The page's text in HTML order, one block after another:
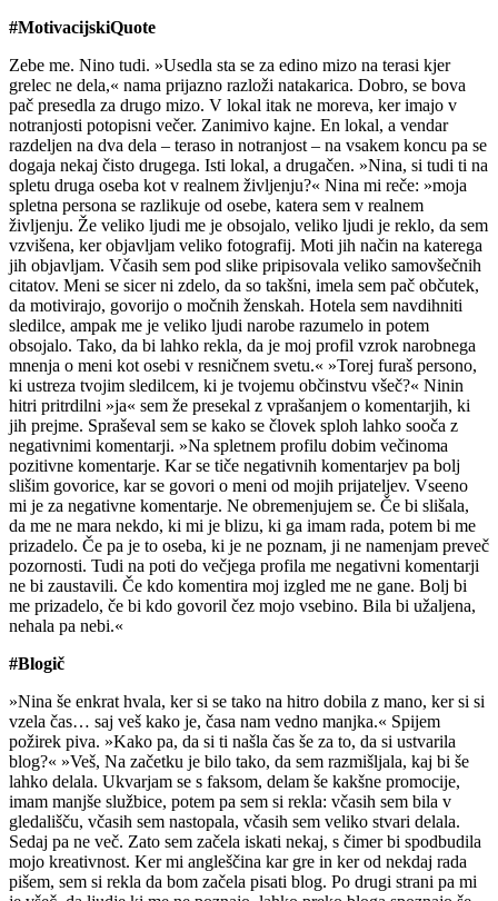
#MotivacijskiQuote
Zebe me. Nino tudi. »Usedla sta se za edino mizo na terasi kjer
grelec ne dela,« nama prijazno razloži natakarica. Dobro, se bova
pač presedla za drugo mizo. V lokal itak ne moreva, ker imajo v
notranjosti potopisni večer. Zanimivo kajne. En lokal, a vendar
razdeljen na dva dela – teraso in notranjost – na vsakem koncu pa se
dogaja nekaj čisto drugega. Isti lokal, a drugačen. »Nina, si tudi ti na
spletu druga oseba kot v realnem življenju?« Nina mi reče: »moja
spletna persona se razlikuje od osebe, katera sem v realnem
življenju. Že veliko ljudi me je obsojalo, veliko ljudi je reklo, da sem
vzvišena, ker objavljam veliko fotografij. Moti jih način na katerega
jih objavljam. Včasih sem pod slike pripisovala veliko samovšečnih
citatov. Meni se sicer ni zdelo, da so takšni, imela sem pač občutek,
da motivirajo, govorijo o močnih ženskah. Hotela sem navdihniti
sledilce, ampak me je veliko ljudi narobe razumelo in potem
obsojalo. Tako, da bi lahko rekla, da je moj profil vzrok narobnega
mnenja o meni kot osebi v resničnem svetu.« »Torej furaš persono,
ki ustreza tvojim sledilcem, ki je tvojemu občinstvu všeč?« Ninin
hitri pritrdilni »ja« sem že presekal z vprašanjem o komentarjih, ki
jih prejme. Spraševal sem se kako se človek sploh lahko sooča z
negativnimi komentarji. »Na spletnem profilu dobim večinoma
pozitivne komentarje. Kar se tiče negativnih komentarjev pa bolj
slišim govorice, kar se govori o meni od mojih prijateljev. Vseeno
mi je za negativne komentarje. Ne obremenjujem se. Če bi slišala,
da me ne mara nekdo, ki mi je blizu, ki ga imam rada, potem bi me
prizadelo. Če pa je to oseba, ki je ne poznam, ji ne namenjam preveč
pozornosti. Tudi na poti do večjega profila me negativni komentarji
ne bi zaustavili. Če kdo komentira moj izgled me ne gane. Bolj bi
me prizadelo, če bi kdo govoril čez mojo vsebino. Bila bi užaljena,
nehala pa nebi.«
#Blogič
»Nina še enkrat hvala, ker si se tako na hitro dobila z mano, ker si si
vzela čas… saj veš kako je, časa nam vedno manjka.« Spijem
požirek piva. »Kako pa, da si ti našla čas še za to, da si ustvarila
blog?« »Veš, Na začetku je bilo tako, da sem razmišljala, kaj bi še
lahko delala. Ukvarjam se s faksom, delam še kakšne promocije,
imam manjše službice, potem pa sem si rekla: včasih sem bila v
gledališču, včasih sem nastopala, včasih sem veliko stvari delala.
Sedaj pa ne več. Zato sem začela iskati nekaj, s čimer bi spodbudila
mojo kreativnost. Ker mi angleščina kar gre in ker od nekdaj rada
pišem, sem si rekla da bom začela pisati blog. Po drugi strani pa mi